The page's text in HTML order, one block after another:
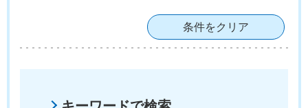
条件をクリア